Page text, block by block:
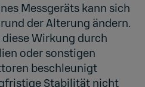
Messgeräts kann sich
der Alterung ändern.
Wirkung durch
oder sonstigen
beschleunigt
Stabilität nicht